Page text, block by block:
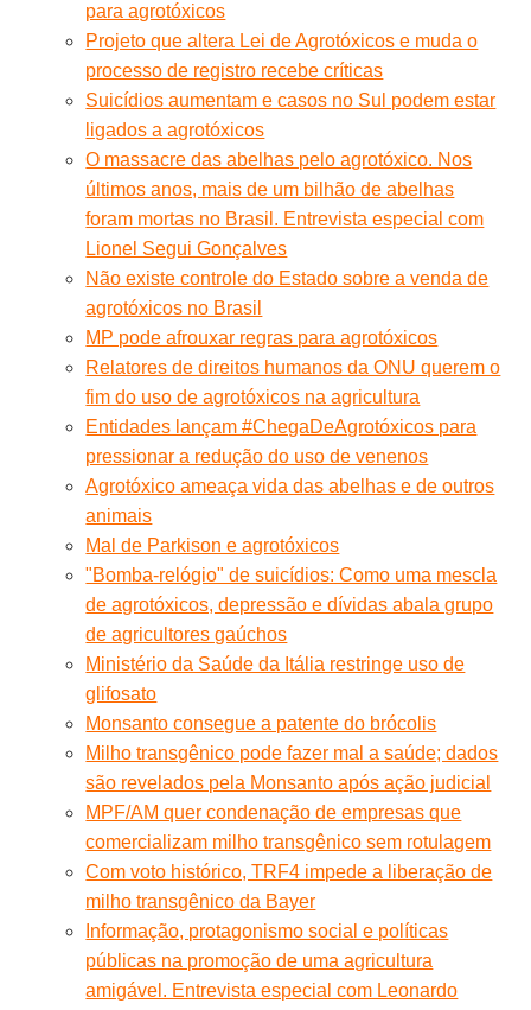
para agrotóxicos
Projeto que altera Lei de Agrotóxicos e muda o
processo de registro recebe críticas
Suicídios aumentam e casos no Sul podem estar
ligados a agrotóxicos
O massacre das abelhas pelo agrotóxico. Nos
últimos anos, mais de um bilhão de abelhas
foram mortas no Brasil. Entrevista especial com
Lionel Segui Gonçalves
Não existe controle do Estado sobre a venda de
agrotóxicos no Brasil
MP pode afrouxar regras para agrotóxicos
Relatores de direitos humanos da ONU querem o
fim do uso de agrotóxicos na agricultura
Entidades lançam #ChegaDeAgrotóxicos para
pressionar a redução do uso de venenos
Agrotóxico ameaça vida das abelhas e de outros
animais
Mal de Parkison e agrotóxicos
"Bomba-relógio" de suicídios: Como uma mescla
de agrotóxicos, depressão e dívidas abala grupo
de agricultores gaúchos
Ministério da Saúde da Itália restringe uso de
glifosato
Monsanto consegue a patente do brócolis
Milho transgênico pode fazer mal a saúde; dados
são revelados pela Monsanto após ação judicial
MPF/AM quer condenação de empresas que
comercializam milho transgênico sem rotulagem
Com voto histórico, TRF4 impede a liberação de
milho transgênico da Bayer
Informação, protagonismo social e políticas
públicas na promoção de uma agricultura
amigável. Entrevista especial com Leonardo